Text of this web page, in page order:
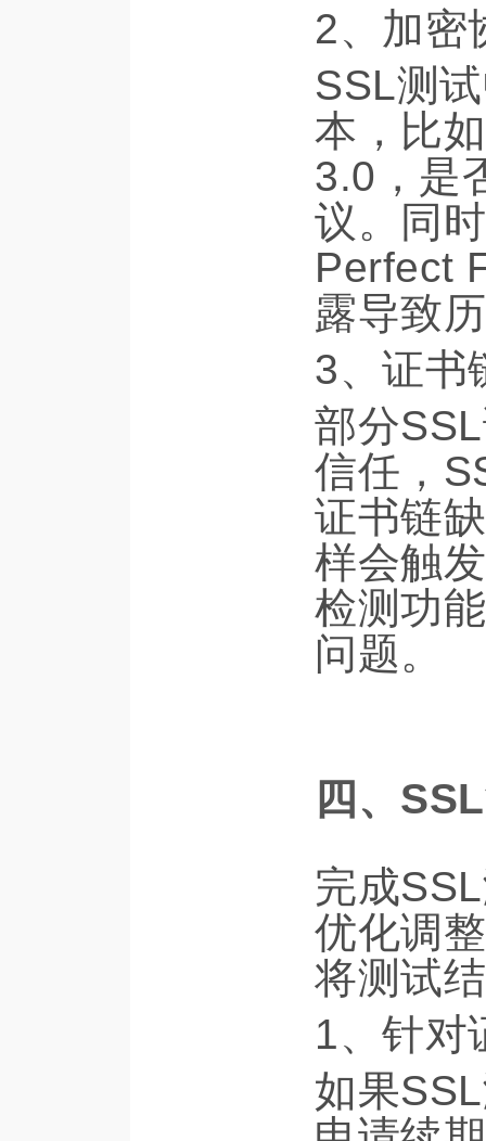
2、加密
SSL测
本，比
3.0，是
议。同
Perfect
露导致
3、证书
部分
信任，
证书链
样会触
检测功
问题。
四、
完成
优化调
将测试
1、针对
如果